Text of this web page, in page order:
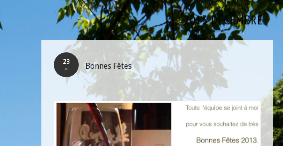
2013 DÉCEMBRE
23
DÉC Bonnes Fêtes